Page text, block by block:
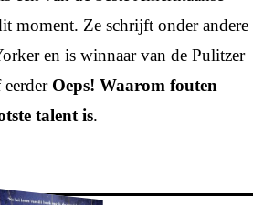
moment. Ze schrijft onder andere
en is winnaar van de Pulitzer
eerder Oeps! Waarom fouten
talent is.